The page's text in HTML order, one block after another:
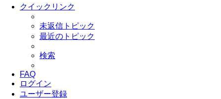
クイックリンク
未返信トピック
最近のトピック
検索
FAQ
ログイン
ユーザー登録